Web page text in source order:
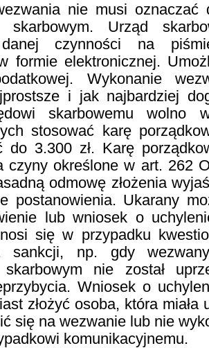
nie musi oznaczać
skarbowym. Urząd
danej czynności na
formie elektronicznej.
Wykonanie
i jak najbardziej
skarbowemu wolno
stosować karę
do 3.300 zł. Karę
czyny określone w art. 262
odmowę złożenia
postanowienia. Ukarany
lub wniosek o
się w przypadku
sankcji, np. gdy
nie został
Wniosek o
złożyć osoba, która miała
się na wezwanie lub nie
komunikacyjnemu.